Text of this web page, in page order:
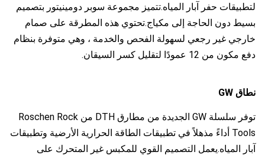
لتطبيقات حفر آبار المياه.تتميز مجموعة سوبر دومينيتور بتصميم
بسيط دون الحاجة إلى مكياج.تحتوي هذه المطرقة على صمام
خارجي غير رجعي لسهولة الفحص والخدمة ، وهي متوفرة بنظام
دفع مكون من 12 عمودًا لتقليل كسر السيقان.
نطاق GW
توفر سلسلة GW الجديدة من مطارق DTH من Roschen Rock
Tools أداءً مذهلاً في تطبيقات الطاقة الحرارية الأرضية وتطبيقات
آبار المياه.يعمل التصميم القوي للمكبس غير المتحرك على